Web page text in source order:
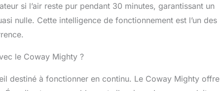
si l’air reste pur pendant 30 minutes, garantissant un
nulle. Cette intelligence de fonctionnement est l’un des
le Coway Mighty ?
destiné à fonctionner en continu. Le Coway Mighty offre